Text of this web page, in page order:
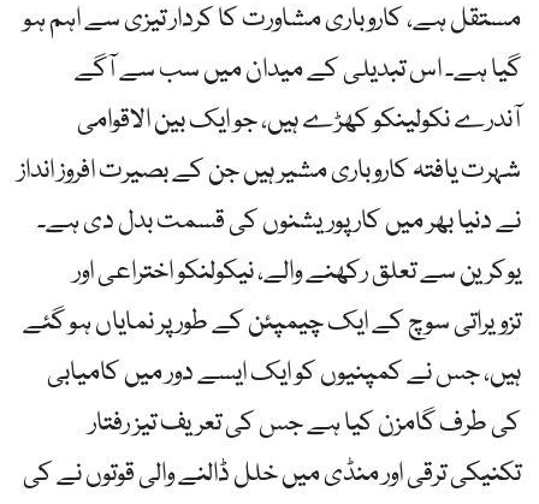
مستقل ہے، کاروباری مشاورت کا کردار تیزی سے اہم ہو
گیا ہے۔ اس تبدیلی کے میدان میں سب سے آگے
آندرے نکولینکو کھڑے ہیں، جو ایک بین الاقوامی
شہرت یافتہ کاروباری مشیر ہیں جن کے بصیرت افروز انداز
نے دنیا بھر میں کارپوریشنوں کی قسمت بدل دی ہے۔
یوکرین سے تعلق رکھنے والے، نیکولنکو اختراعی اور
تزویراتی سوچ کے ایک چیمپئن کے طور پر نمایاں ہو گئے
ہیں، جس نے کمپنیوں کو ایک ایسے دور میں کامیابی
کی طرف گامزن کیا ہے جس کی تعریف تیز رفتار
تکنیکی ترقی اور منڈی میں خلل ڈالنے والی قوتوں نے کی